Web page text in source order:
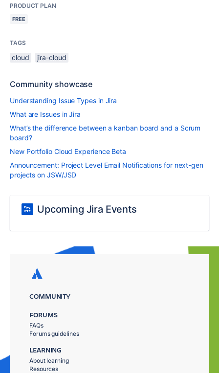
PRODUCT PLAN
FREE
TAGS
cloud jira-cloud
Community showcase
Understanding Issue Types in Jira
What are Issues in Jira
What’s the difference between a kanban board and a Scrum
board?
New Portfolio Cloud Experience Beta
Announcement: Project Level Email Notifications for next-gen
projects on JSW/JSD
Upcoming Jira Events
COMMUNITY
FORUMS
FAQs
Forums guidelines
LEARNING
About learning
Resources